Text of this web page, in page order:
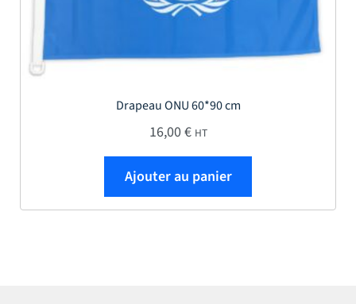
Drapeau ONU 60*90 cm
16,00€ HT
Ajouter au panier